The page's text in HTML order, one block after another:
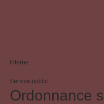
Interne
Service public
Ordonnance